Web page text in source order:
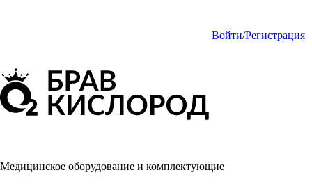
Войти/Регистрация
Медицинское оборудование и комплектующие